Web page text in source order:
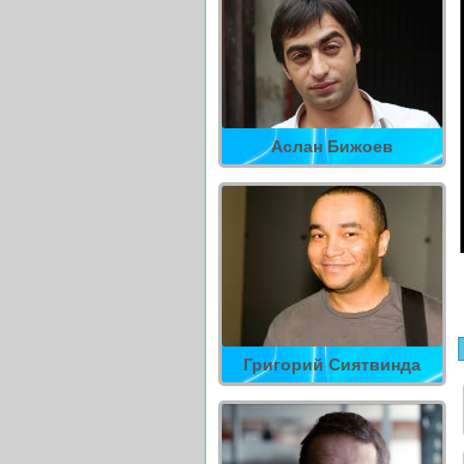
Аслан Бижоев
Григорий Сиятвинда